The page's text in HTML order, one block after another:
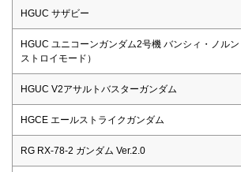
HGUC サザビー
HGUC ユニコーンガンダム2号機 バンシィ・ノル
ストロイモード）
HGUC V2アサルトバスターガンダム
HGCE エールストライクガンダム
RG RX-78-2 ガンダム Ver.2.0